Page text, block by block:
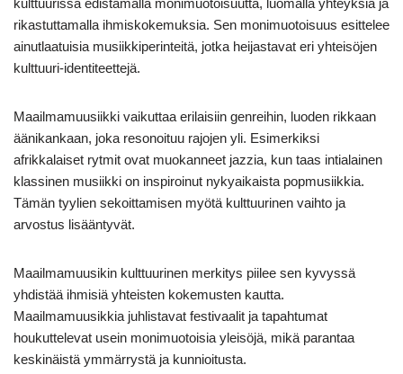
kulttuurissa edistämällä monimuotoisuutta, luomalla yhteyksiä ja
rikastuttamalla ihmiskokemuksia. Sen monimuotoisuus esittelee
ainutlaatuisia musiikkiperinteitä, jotka heijastavat eri yhteisöjen
kulttuuri-identiteettejä.
Maailmamuusiikki vaikuttaa erilaisiin genreihin, luoden rikkaan
äänikankaan, joka resonoituu rajojen yli. Esimerkiksi
afrikkalaiset rytmit ovat muokanneet jazzia, kun taas intialainen
klassinen musiikki on inspiroinut nykyaikaista popmusiikkia.
Tämän tyylien sekoittamisen myötä kulttuurinen vaihto ja
arvostus lisääntyvät.
Maailmamuusikin kulttuurinen merkitys piilee sen kyvyssä
yhdistää ihmisiä yhteisten kokemusten kautta.
Maailmamuusikkia juhlistavat festivaalit ja tapahtumat
houkuttelevat usein monimuotoisia yleisöjä, mikä parantaa
keskinäistä ymmärrystä ja kunnioitusta.